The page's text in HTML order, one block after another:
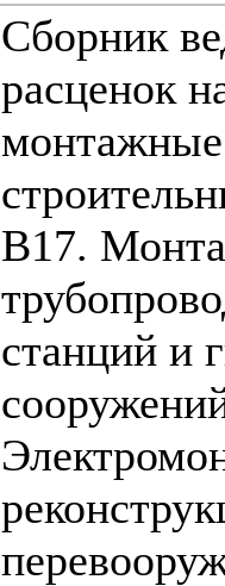
Сборник
расценок
В17.
станций и